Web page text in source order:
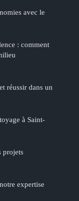
avec le
: comment
réussir dans un
à Saint-
projets
expertise